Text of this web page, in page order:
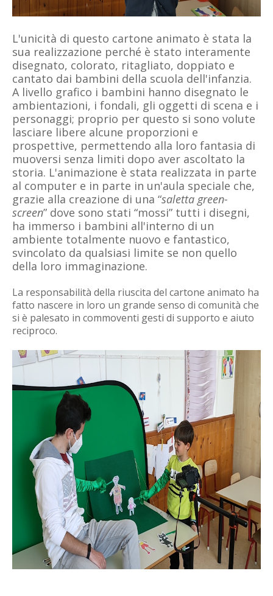
L'unicità di questo cartone animato è stata la
sua realizzazione perché è stato interamente
disegnato, colorato, ritagliato, doppiato e
cantato dai bambini della scuola dell'infanzia.
A livello grafico i bambini hanno disegnato le
ambientazioni, i fondali, gli oggetti di scena e i
personaggi; proprio per questo si sono volute
lasciare libere alcune proporzioni e
prospettive, permettendo alla loro fantasia di
muoversi senza limiti dopo aver ascoltato la
storia. L'animazione è stata realizzata in parte
al computer e in parte in un'aula speciale che,
grazie alla creazione di una “saletta green-
screen” dove sono stati “mossi” tutti i disegni,
ha immerso i bambini all'interno di un
ambiente totalmente nuovo e fantastico,
svincolato da qualsiasi limite se non quello
della loro immaginazione.
La responsabilità della riuscita del cartone animato ha
fatto nascere in loro un grande senso di comunità che
si è palesato in commoventi gesti di supporto e aiuto
reciproco.